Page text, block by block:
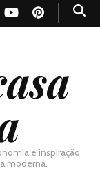
e inspiração
moderna.